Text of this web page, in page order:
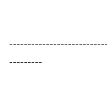
---------